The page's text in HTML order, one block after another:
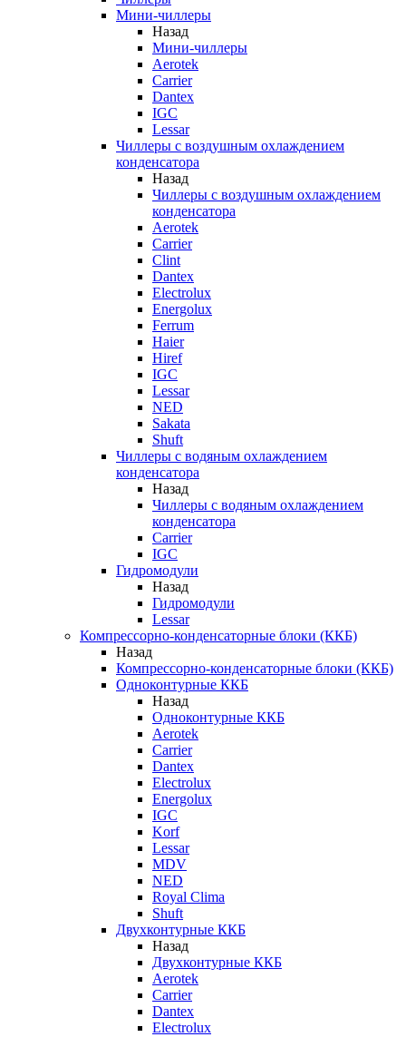
Мини-чиллеры
Назад
Мини-чиллеры
Aerotek
Carrier
Dantex
IGC
Lessar
Чиллеры с воздушным охлаждением
конденсатора
Назад
Чиллеры с воздушным охлаждением
конденсатора
Aerotek
Carrier
Clint
Dantex
Electrolux
Energolux
Ferrum
Haier
Hiref
IGC
Lessar
NED
Sakata
Shuft
Чиллеры с водяным охлаждением
конденсатора
Назад
Чиллеры с водяным охлаждением
конденсатора
Carrier
IGC
Гидромодули
Назад
Гидромодули
Lessar
Компрессорно-конденсаторные блоки (ККБ)
Назад
Компрессорно-конденсаторные блоки (ККБ)
Одноконтурные ККБ
Назад
Одноконтурные ККБ
Aerotek
Carrier
Dantex
Electrolux
Energolux
IGC
Korf
Lessar
MDV
NED
Royal Clima
Shuft
Двухконтурные ККБ
Назад
Двухконтурные ККБ
Aerotek
Carrier
Dantex
Electrolux